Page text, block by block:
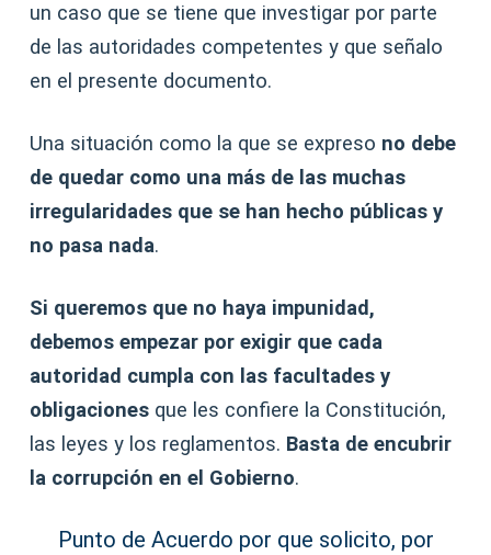
un caso que se tiene que investigar por parte
de las autoridades competentes y que señalo
en el presente documento.
Una situación como la que se expreso no debe
de quedar como una más de las muchas
irregularidades que se han hecho públicas y
no pasa nada.
Si queremos que no haya impunidad,
debemos empezar por exigir que cada
autoridad cumpla con las facultades y
obligaciones que les confiere la Constitución,
las leyes y los reglamentos. Basta de encubrir
la corrupción en el Gobierno.
Punto de Acuerdo por que solicito, por